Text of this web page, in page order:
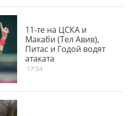
11-те на ЦСКА и
Макаби (Тел Авив),
Питас и Годой водят
атаката
17:54